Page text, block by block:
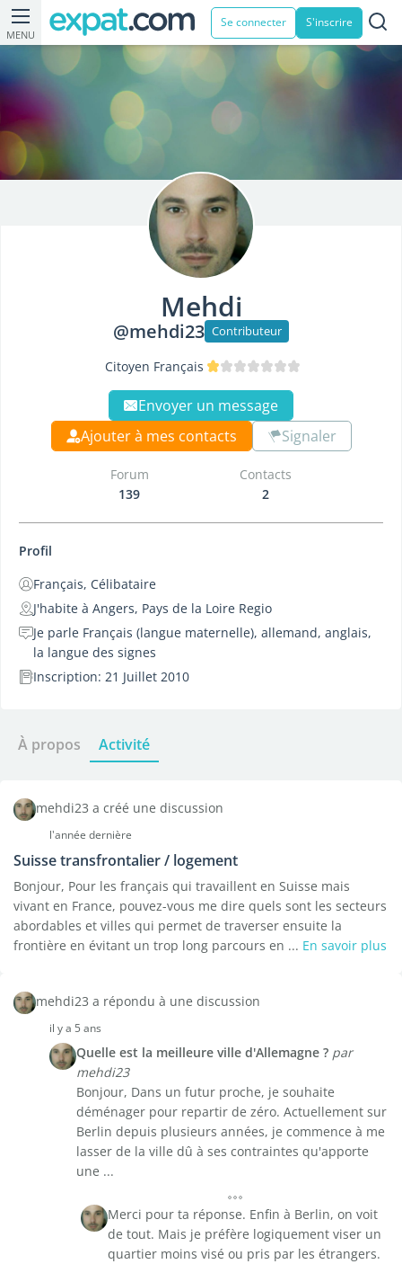
MENU
Se connecter S'inscrire
Mehdi
@mehdi23 Contributeur
Citoyen Français
Envoyer un message
Ajouter à mes contacts
Signaler
Forum
139
Contacts
2
Profil
Français, Célibataire
J'habite à Angers, Pays de la Loire Regio
Je parle Français (langue maternelle), allemand, anglais,
la langue des signes
Inscription: 21 Juillet 2010
À propos Activité
mehdi23 a créé une discussion
l'année dernière
Suisse transfrontalier / logement
Bonjour, Pour les français qui travaillent en Suisse mais
vivant en France, pouvez-vous me dire quels sont les secteurs
abordables et villes qui permet de traverser ensuite la
frontière en évitant un trop long parcours en ... En savoir plus
mehdi23 a répondu à une discussion
il y a 5 ans
Quelle est la meilleure ville d'Allemagne ? par
mehdi23
Bonjour, Dans un futur proche, je souhaite
déménager pour repartir de zéro. Actuellement sur
Berlin depuis plusieurs années, je commence à me
lasser de la ville dû à ses contraintes qu'apporte
une ...
Merci pour ta réponse. Enfin à Berlin, on voit
de tout. Mais je préfère logiquement viser un
quartier moins visé ou pris par les étrangers.